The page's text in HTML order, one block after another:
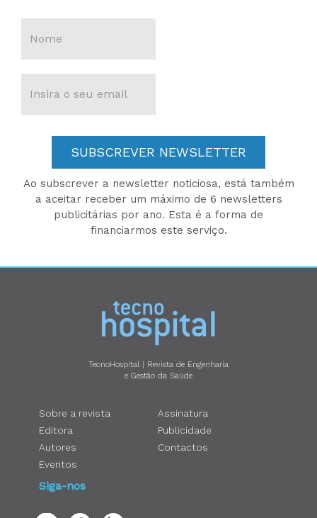
SUBSCREVER NEWSLETTER
Ao subscrever a newsletter noticiosa, está também
a aceitar receber um máximo de 6 newsletters
publicitárias por ano. Esta é a forma de
financiarmos este serviço.
TecnoHospital | Revista de Engenharia
e Gestão da Saúde
Sobre a revista
Editora
Autores
Eventos
Assinatura
Publicidade
Contactos
Siga-nos